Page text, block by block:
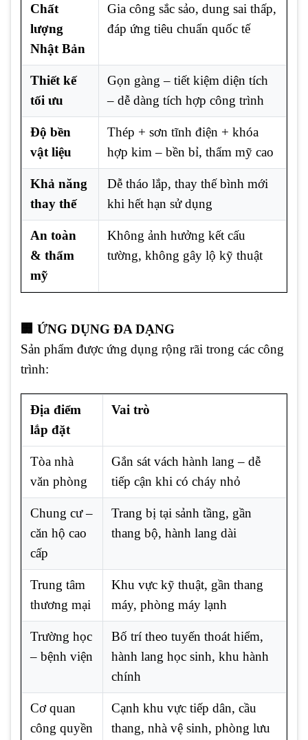
Chất
lượng
Nhật Bản
Gia công sắc sảo, dung sai thấp,
đáp ứng tiêu chuẩn quốc tế
Thiết kế
tối ưu
Gọn gàng – tiết kiệm diện tích
– dễ dàng tích hợp công trình
Độ bền
vật liệu
Thép + sơn tĩnh điện + khóa
hợp kim – bền bỉ, thẩm mỹ cao
Khả năng
thay thế
Dễ tháo lắp, thay thế bình mới
khi hết hạn sử dụng
An toàn
& thẩm
mỹ
Không ảnh hưởng kết cấu
tường, không gây lộ kỹ thuật
🏢 ỨNG DỤNG ĐA DẠNG
Sản phẩm được ứng dụng rộng rãi trong các công
trình:
Địa điểm
lắp đặt
Vai trò
Tòa nhà
văn phòng
Gắn sát vách hành lang – dễ
tiếp cận khi có cháy nhỏ
Chung cư –
căn hộ cao
cấp
Trang bị tại sảnh tầng, gần
thang bộ, hành lang dài
Trung tâm
thương mại
Khu vực kỹ thuật, gần thang
máy, phòng máy lạnh
Trường học
– bệnh viện
Bố trí theo tuyến thoát hiểm,
hành lang học sinh, khu hành
chính
Cơ quan
công quyền
Cạnh khu vực tiếp dân, cầu
thang, nhà vệ sinh, phòng lưu